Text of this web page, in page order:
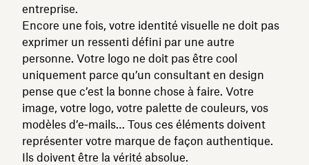
entreprise.
Encore une fois, votre identité visuelle ne doit pas
exprimer un ressenti défini par une autre
personne. Votre logo ne doit pas être cool
uniquement parce qu’un consultant en design
pense que c’est la bonne chose à faire. Votre
image, votre logo, votre palette de couleurs, vos
modèles d’e‑mails… Tous ces éléments doivent
représenter votre marque de façon authentique.
Ils doivent être la vérité absolue.